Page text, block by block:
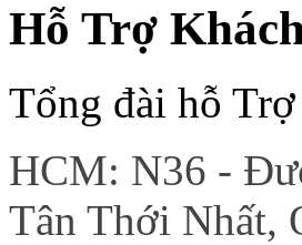
Hỗ Trợ
Tổng đài hỗ
HCM: N36 -
Tân Thới Nhất,